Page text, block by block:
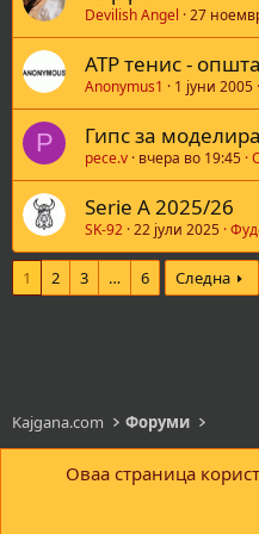
Devilish Angel 27
ATP тенис -
Anonymus1 1 јуни 2005
P Гипс за
pece.v вчера во 19:45
Serie A 2025/26
SK-92 22 јули 2025
1 2 3 … 6 Следна
Kajgana.com Форуми
КајганаОваа страница